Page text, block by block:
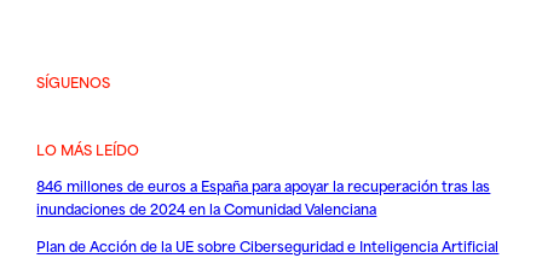
SÍGUENOS
LO MÁS LEÍDO
846 millones de euros a España para apoyar la recuperación tras las
inundaciones de 2024 en la Comunidad Valenciana
Plan de Acción de la UE sobre Ciberseguridad e Inteligencia Artificial